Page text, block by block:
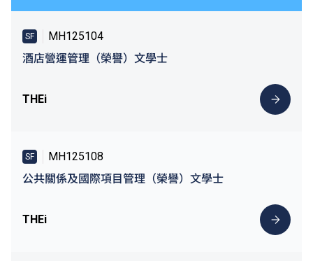
SF
MH125104
酒店營運管理（榮譽）文學士
THEi
SF
MH125108
公共關係及國際項目管理（榮譽）文學士
THEi